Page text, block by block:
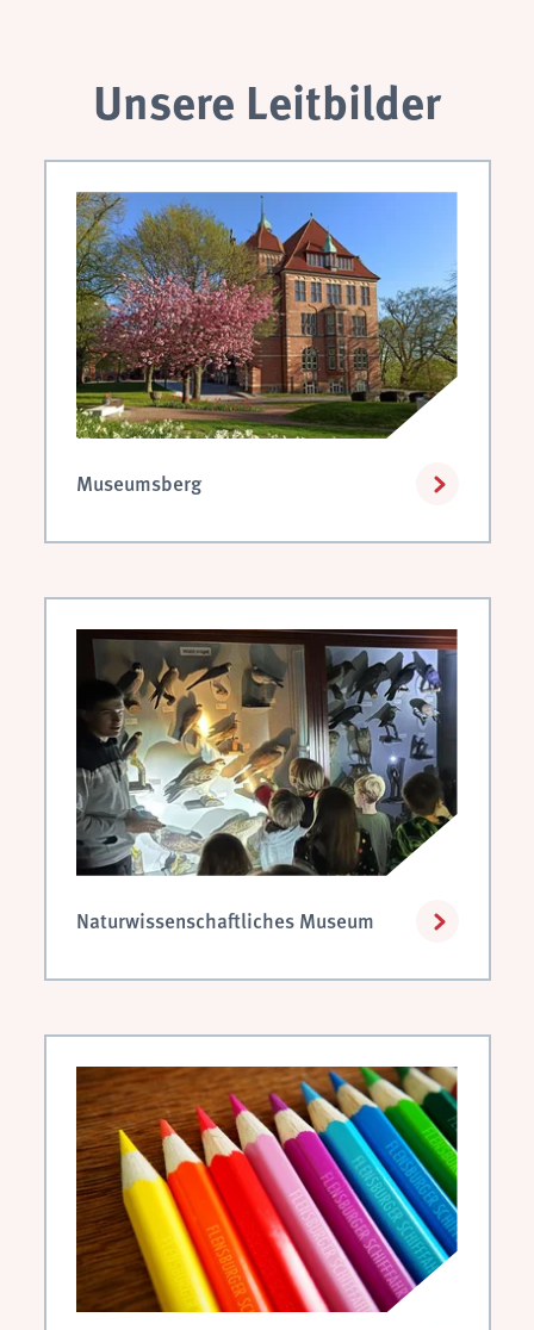
Unsere Leitbilder
Museumsberg
Naturwissenschaftliches Museum
Dieser Cookie speichert die ausgewählten Einverständnis-Optionen des Benutzers
1 Jahr
STATISTIKEN
Wir verwenden Matomo für anonyme Website-Analysen, um unsere Dienste zu
verbessern. Es werden keine Cookies gespeichert.
analytics
Anbieter:
Matomo